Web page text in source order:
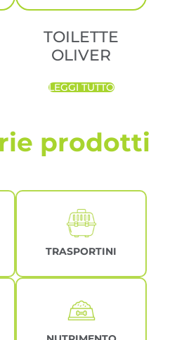
TOILETTE
OLIVER
LEGGI TUTTO
prodotti
TRASPORTINI